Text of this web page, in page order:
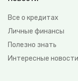
Все о кредитах
Личные финансы
Полезно знать
Интересные новости